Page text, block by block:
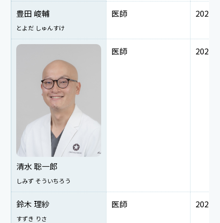
豊田 峻輔
とよだ しゅんすけ
医師 2021
清水 聡一郎
しみず そういちろう
医師 2022
鈴木 理紗
すずき りさ
医師 2022